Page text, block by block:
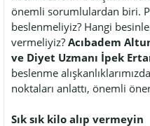
önemli sorumlulardan biri.
beslenmeliyiz? Hangi
vermeliyiz? Acıbadem
ve Diyet Uzmanı İpek
beslenme
noktaları anlattı, önemli
Sık sık kilo alıp vermeyin